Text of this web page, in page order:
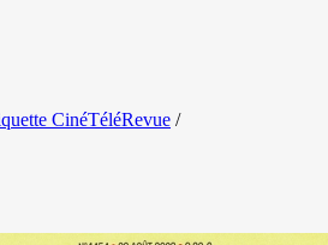
CinéTéléRevue /